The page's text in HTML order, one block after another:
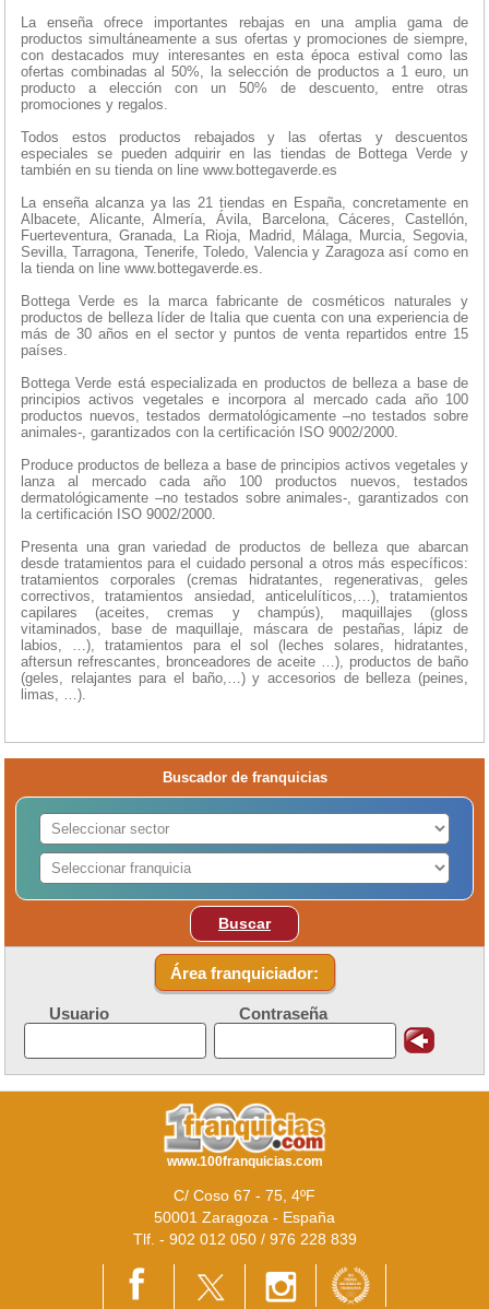
La enseña ofrece importantes rebajas en una amplia gama de
productos simultáneamente a sus ofertas y promociones de siempre,
con destacados muy interesantes en esta época estival como las
ofertas combinadas al 50%, la selección de productos a 1 euro, un
producto a elección con un 50% de descuento, entre otras
promociones y regalos.
Todos estos productos rebajados y las ofertas y descuentos
especiales se pueden adquirir en las tiendas de Bottega Verde y
también en su tienda on line www.bottegaverde.es
La enseña alcanza ya las 21 tiendas en España, concretamente en
Albacete, Alicante, Almería, Ávila, Barcelona, Cáceres, Castellón,
Fuerteventura, Granada, La Rioja, Madrid, Málaga, Murcia, Segovia,
Sevilla, Tarragona, Tenerife, Toledo, Valencia y Zaragoza así como en
la tienda on line www.bottegaverde.es.
Bottega Verde es la marca fabricante de cosméticos naturales y
productos de belleza líder de Italia que cuenta con una experiencia de
más de 30 años en el sector y puntos de venta repartidos entre 15
países.
Bottega Verde está especializada en productos de belleza a base de
principios activos vegetales e incorpora al mercado cada año 100
productos nuevos, testados dermatológicamente –no testados sobre
animales-, garantizados con la certificación ISO 9002/2000.
Produce productos de belleza a base de principios activos vegetales y
lanza al mercado cada año 100 productos nuevos, testados
dermatológicamente –no testados sobre animales-, garantizados con
la certificación ISO 9002/2000.
Presenta una gran variedad de productos de belleza que abarcan
desde tratamientos para el cuidado personal a otros más específicos:
tratamientos corporales (cremas hidratantes, regenerativas, geles
correctivos, tratamientos ansiedad, anticelulíticos,…), tratamientos
capilares (aceites, cremas y champús), maquillajes (gloss
vitaminados, base de maquillaje, máscara de pestañas, lápiz de
labios, …), tratamientos para el sol (leches solares, hidratantes,
aftersun refrescantes, bronceadores de aceite …), productos de baño
(geles, relajantes para el baño,…) y accesorios de belleza (peines,
limas, …).
Buscador de franquicias
Buscar
Área franquiciador:
Usuario Contraseña
www.100franquicias.com
C/ Coso 67 - 75, 4ºF
50001 Zaragoza - España
Tlf. - 902 012 050 / 976 228 839